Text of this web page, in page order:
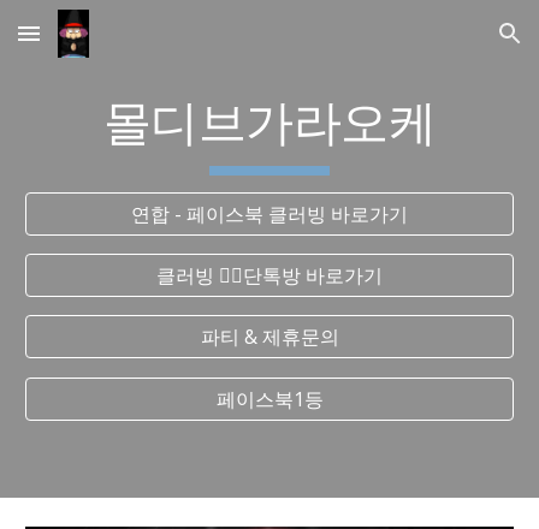
Skip to main content Skip to navigation
몰디브가라오케
연합 - 페이스북 클러빙 바로가기
클러빙 ❤️‍🔥단톡방 바로가기
파티 & 제휴문의
페이스북1등